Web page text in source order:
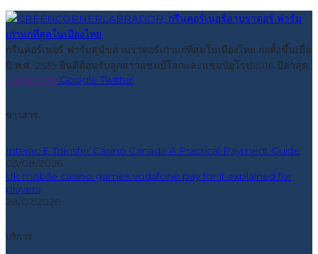
กรีนคอร์เนอร์ ฟาร์มสุนัขลาบราดอร์เก่าแก่ที่สุดในเมืองไทย ก่อตั้งขึ้นเมื่อ
ปี พ.ศ. 2539 ยินดีต้อนรับลูกสาวแชมป์โลกและแชมป์ยุโรป2016 ปีล่าสุด
Facebook Google Twitter
ข่าวสาร
Interac E Transfer Casino Canada A Practical Payment Guide
03/08/2026
Uk mobile casino games vodafone pay for it explained for
players
28/07/2026
บริการ